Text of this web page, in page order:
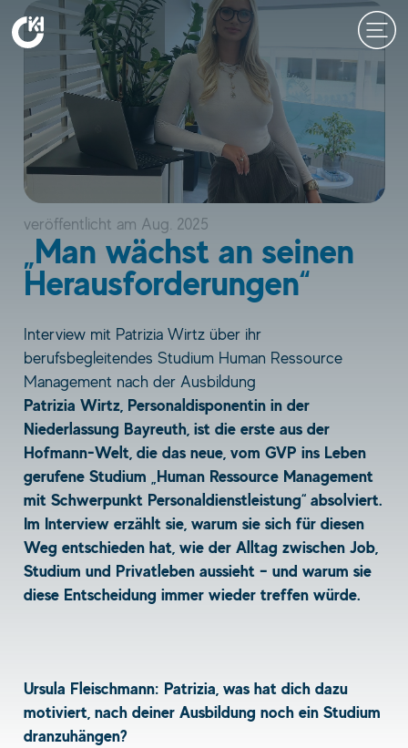
Zum
Inhalt
springen
veröffentlicht am Aug. 2025
„Man wächst an seinen
Herausforderungen“
Interview mit Patrizia Wirtz über ihr
berufsbegleitendes Studium Human Ressource
Management nach der Ausbildung
Patrizia Wirtz, Personaldisponentin in der
Niederlassung Bayreuth, ist die erste aus der
Hofmann-Welt, die das neue, vom GVP ins Leben
gerufene Studium „Human Ressource Management
mit Schwerpunkt Personaldienstleistung“ absolviert.
Im Interview erzählt sie, warum sie sich für diesen
Weg entschieden hat, wie der Alltag zwischen Job,
Studium und Privatleben aussieht – und warum sie
diese Entscheidung immer wieder treffen würde.
Ursula Fleischmann: Patrizia, was hat dich dazu
motiviert, nach deiner Ausbildung noch ein Studium
dranzuhängen?